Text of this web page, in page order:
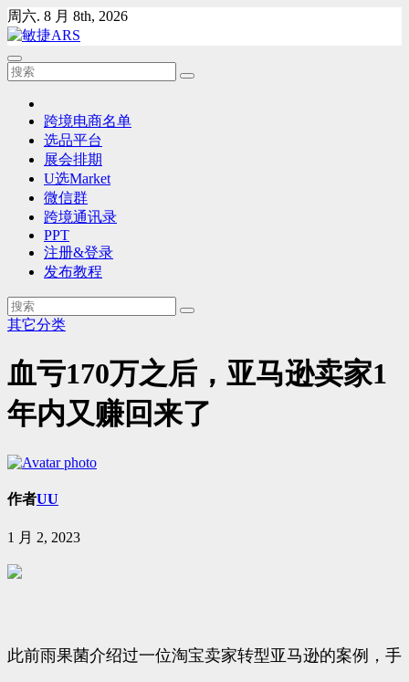
Skip
to
content
周六. 8 月 8th, 2026
跨境电商名单
选品平台
展会排期
U选Market
微信群
跨境通讯录
PPT
注册&登录
发布教程
其它分类
血亏170万之后，亚马逊卖家1
年内又赚回来了
作者UU
1 月 2, 2023
此前雨果菌介绍过一位淘宝卖家转型亚马逊的案例，手